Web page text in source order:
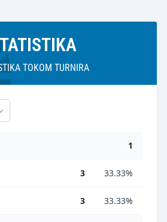
TOKOM TURNIRA
1
3 33.33%
3 33.33%